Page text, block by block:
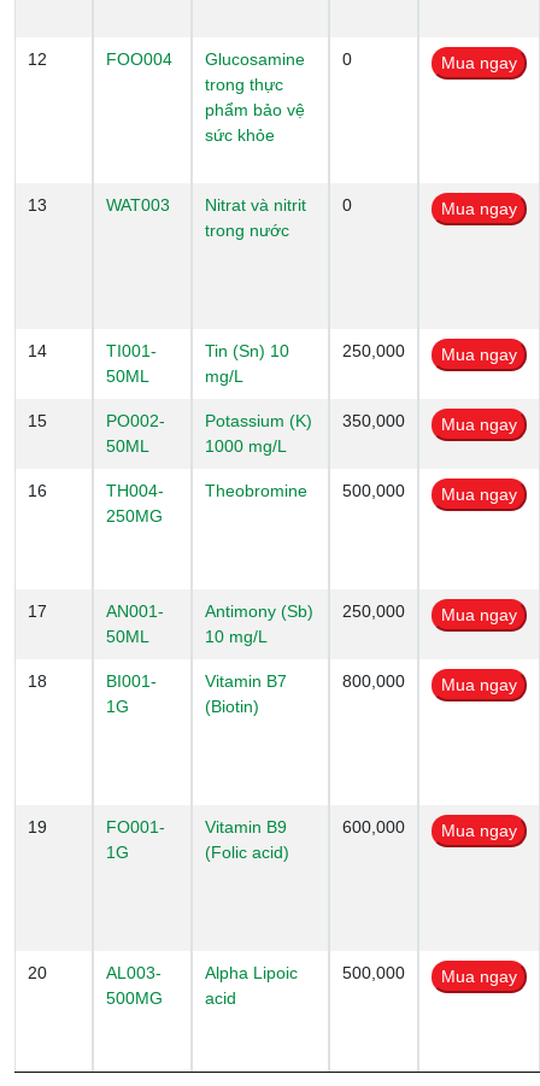
12 FOO004
Glucosamine
trong thực
phẩm bảo vệ
sức khỏe
0
13 WAT003
Nitrat và nitrit
trong nước
0
14
TI001-
50ML
Tin (Sn) 10
mg/L
250,000
15
PO002-
50ML
Potassium (K)
1000 mg/L
350,000
16
TH004-
250MG
Theobromine 500,000
17
AN001-
50ML
Antimony (Sb)
10 mg/L
250,000
18
BI001-
1G
Vitamin B7
(Biotin)
800,000
19
FO001-
1G
Vitamin B9
(Folic acid)
600,000
20
AL003-
500MG
Alpha Lipoic
acid
500,000